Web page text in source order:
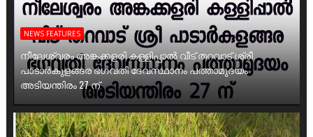
NEWS FEATURES
നീലേശ്വരം അങ്കക്കളരി കള്ളിപ്പാൽ വീട് തറവാട് ശ്രീ
പാടാർകുളങ്ങര ഭഗവതി ദേവസ്ഥാനം പത്താമുദയം
അടിയന്തിരം 27 ന്